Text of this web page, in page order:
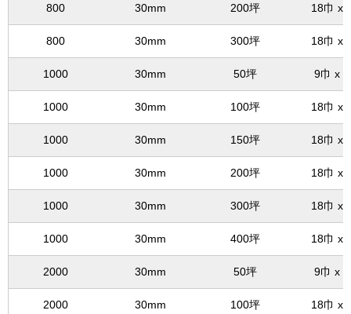
800 30mm 200坪 18巾 x
800 30mm 300坪 18巾 x
1000 30mm 50坪 9巾 x
1000 30mm 100坪 18巾 x
1000 30mm 150坪 18巾 x
1000 30mm 200坪 18巾 x
1000 30mm 300坪 18巾 x
1000 30mm 400坪 18巾 x
2000 30mm 50坪 9巾 x
2000 30mm 100坪 18巾 x